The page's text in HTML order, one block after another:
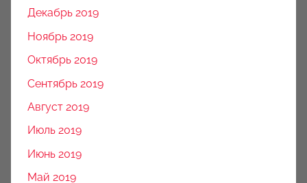
Декабрь 2019
Ноябрь 2019
Октябрь 2019
Сентябрь 2019
Август 2019
Июль 2019
Июнь 2019
Май 2019